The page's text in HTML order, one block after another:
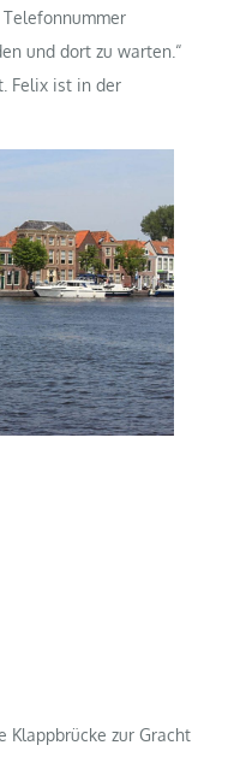
und dort zu warten.“
Felix ist in der
Klappbrücke zur Gracht